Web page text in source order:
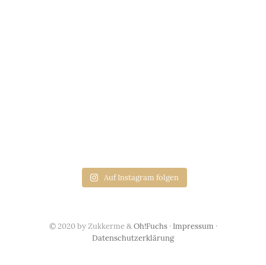
Auf Instagram folgen
© 2020 by Zukkerme &Oh!Fuchs· Impressum ·
Datenschutzerklärung